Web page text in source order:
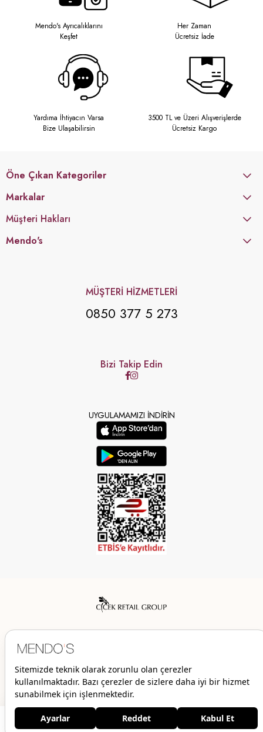
Mendo's Ayrıcalıklarını
Keşfet
Her Zaman
Ücretsiz İade
Yardıma İhtiyacın Varsa
Bize Ulaşabilirsin
3500 TL ve Üzeri Alışverişlerde
Ücretsiz Kargo
Öne Çıkan Kategoriler
Markalar
Müşteri Hakları
Mendo's
MÜŞTERİ HİZMETLERİ
0850 377 5 273
Bizi Takip Edin
UYGULAMAMIZI İNDİRİN
© 2026 Mendo’s | Her hakkı saklıdır.
999,00 TL